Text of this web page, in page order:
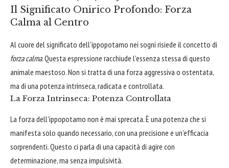
Il Significato Onirico Profondo: Forza
Calma al Centro
Al cuore del significato dell'ippopotamo nei sogni risiede il concetto di
forza calma. Questa espressione racchiude l'essenza stessa di questo
animale maestoso. Non si tratta di una forza aggressiva o ostentata,
ma di una potenza intrinseca, radicata e controllata.
La Forza Intrinseca: Potenza Controllata
La forza dell'ippopotamo non è mai sprecata. È una potenza che si
manifesta solo quando necessario, con una precisione e un'efficacia
sorprendenti. Questo ci parla di una capacità di agire con
determinazione, ma senza impulsività.